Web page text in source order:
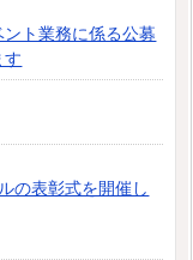
ント業務に係る公募
す
の表彰式を開催し